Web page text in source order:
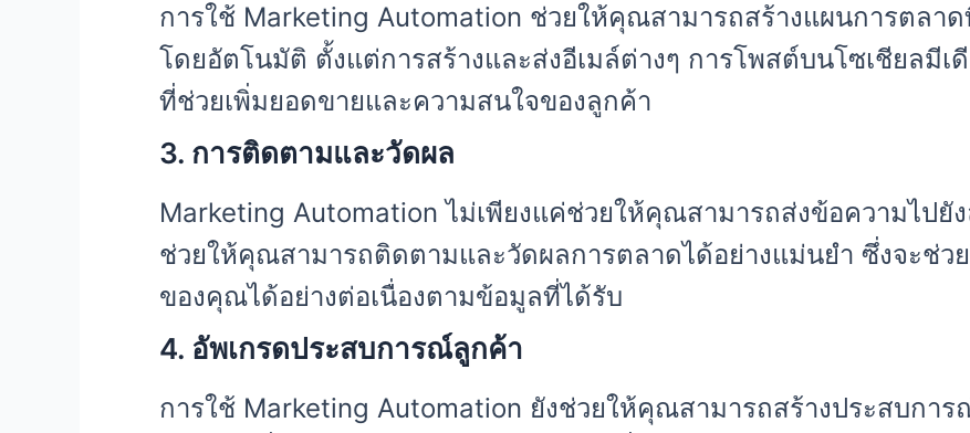
การใช้ Marketing Automation ช่วยให้คุณสามารถสร้างแผนการตลา
โดยอัตโนมัติ ตั้งแต่การสร้างและส่งอีเมล์ต่างๆ การโพสต์บนโซเชียลมีเ
ที่ช่วยเพิ่มยอดขายและความสนใจของลูกค้า
3. การติดตามและวัดผล
Marketing Automation ไม่เพียงแค่ช่วยให้คุณสามารถส่งข้อความไปยั
ช่วยให้คุณสามารถติดตามและวัดผลการตลาดได้อย่างแม่นยำ ซึ่งจะช่
ของคุณได้อย่างต่อเนื่องตามข้อมูลที่ได้รับ
4. อัพเกรดประสบการณ์ลูกค้า
การใช้ Marketing Automation ยังช่วยให้คุณสามารถสร้างประสบกา